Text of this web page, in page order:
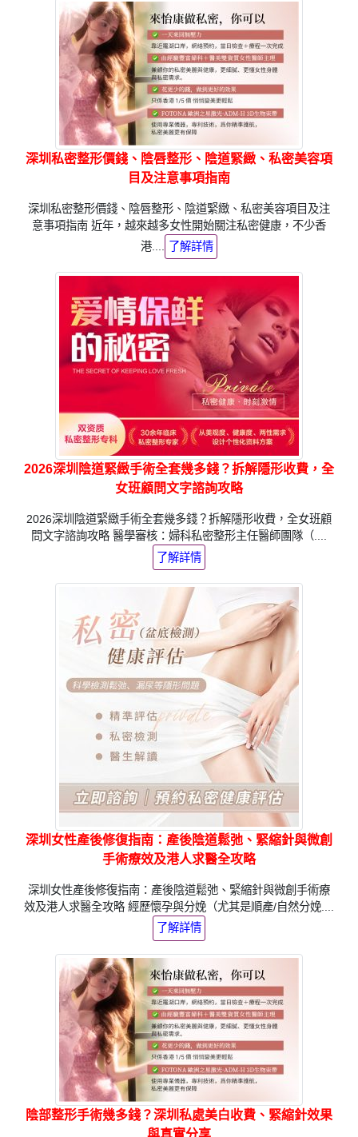
深圳私密整形價錢、陰唇整形、陰道緊緻、私密美容項
目及注意事項指南
深圳私密整形價錢、陰唇整形、陰道緊緻、私密美容項目及注
意事項指南 近年，越來越多女性開始關注私密健康，不少香
港....
了解詳情
2026深圳陰道緊緻手術全套幾多錢？拆解隱形收費，全
女班顧問文字諮詢攻略
2026深圳陰道緊緻手術全套幾多錢？拆解隱形收費，全女班顧
問文字諮詢攻略 醫學審核：婦科私密整形主任醫師團隊（....
了解詳情
深圳女性產後修復指南：產後陰道鬆弛、緊縮針與微創
手術療效及港人求醫全攻略
深圳女性產後修復指南：產後陰道鬆弛、緊縮針與微創手術療
效及港人求醫全攻略 經歷懷孕與分娩（尤其是順產/自然分娩....
了解詳情
陰部整形手術幾多錢？深圳私處美白收費、緊縮針效果
與真實分享